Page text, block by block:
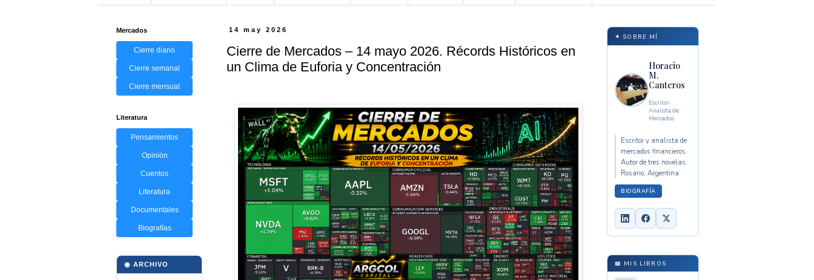
14 may 2026
Cierre de Mercados – 14 mayo 2026. Récords Históricos en
un Clima de Euforia y Concentración
Mercados
Cierre diario
Cierre semanal
Cierre mensual
Literatura
Pensamientos
Opinión
Cuentos
Literatura
Documentales
Biografías
◉ ARCHIVO
✦ SOBRE MÍ
Horacio
M.
Canteros
Escritor ·
Analista de
Mercados
Escritor y analista de
mercados financieros.
Autor de tres novelas.
Rosario, Argentina.
BIOGRAFÍA
📖 MIS LIBROS